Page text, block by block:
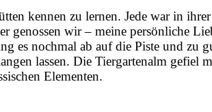
kennen zu lernen. Jede war in
genossen wir – meine persönliche
es nochmal ab auf die Piste und zu
lassen. Die Tiergartenalm gefiel
Elementen.